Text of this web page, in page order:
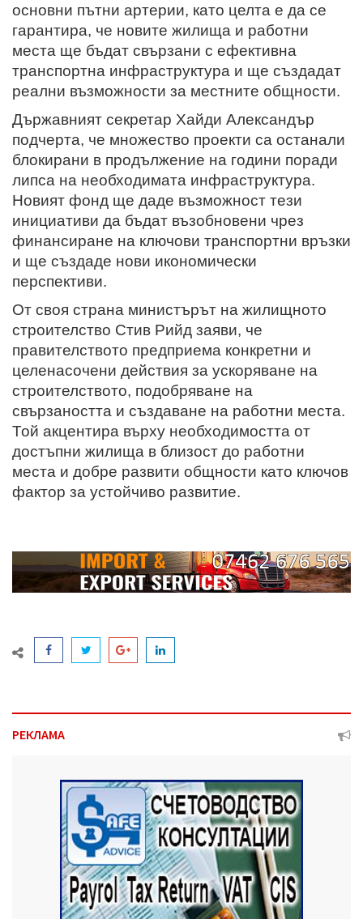
основни пътни артерии, като целта е да се
гарантира, че новите жилища и работни
места ще бъдат свързани с ефективна
транспортна инфраструктура и ще създадат
реални възможности за местните общности.
Държавният секретар Хайди Александър
подчерта, че множество проекти са останали
блокирани в продължение на години поради
липса на необходимата инфраструктура.
Новият фонд ще даде възможност тези
инициативи да бъдат възобновени чрез
финансиране на ключови транспортни връзки
и ще създаде нови икономически
перспективи.
От своя страна министърът на жилищното
строителство Стив Рийд заяви, че
правителството предприема конкретни и
целенасочени действия за ускоряване на
строителството, подобряване на
свързаността и създаване на работни места.
Той акцентира върху необходимостта от
достъпни жилища в близост до работни
места и добре развити общности като ключов
фактор за устойчиво развитие.
РЕКЛАМА